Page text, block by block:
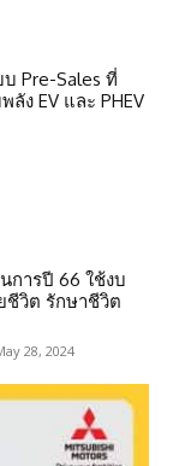
Pre-Sales ที่
ง EV และ PHEV
การปี 66 ใช้งบ
ชีวิต รักษาชีวิต
28, 2024